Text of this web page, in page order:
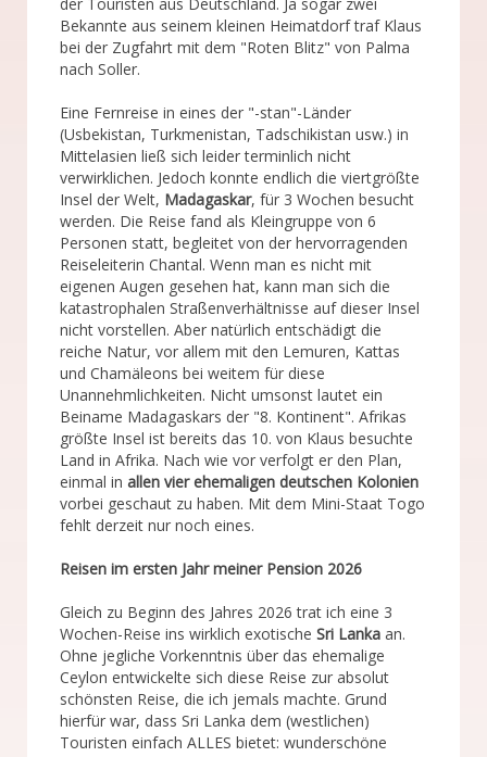
Bekannte aus seinem kleinen Heimatdorf traf Klaus
bei der Zugfahrt mit dem "Roten Blitz" von Palma
nach Soller.
Eine Fernreise in eines der "-stan"-Länder
(Usbekistan, Turkmenistan, Tadschikistan usw.) in
Mittelasien ließ sich leider terminlich nicht
verwirklichen. Jedoch konnte endlich die viertgrößte
Insel der Welt, Madagaskar, für 3 Wochen besucht
werden. Die Reise fand als Kleingruppe von 6
Personen statt, begleitet von der hervorragenden
Reiseleiterin Chantal. Wenn man es nicht mit
eigenen Augen gesehen hat, kann man sich die
katastrophalen Straßenverhältnisse auf dieser Insel
nicht vorstellen. Aber natürlich entschädigt die
reiche Natur, vor allem mit den Lemuren, Kattas
und Chamäleons bei weitem für diese
Unannehmlichkeiten. Nicht umsonst lautet ein
Beiname Madagaskars der "8. Kontinent". Afrikas
größte Insel ist bereits das 10. von Klaus besuchte
Land in Afrika. Nach wie vor verfolgt er den Plan,
einmal in allen vier ehemaligen deutschen Kolonien
vorbei geschaut zu haben. Mit dem Mini-Staat Togo
fehlt derzeit nur noch eines.
Reisen im ersten Jahr meiner Pension 2026
Gleich zu Beginn des Jahres 2026 trat ich eine 3
Wochen-Reise ins wirklich exotische Sri Lanka an.
Ohne jegliche Vorkenntnis über das ehemalige
Ceylon entwickelte sich diese Reise zur absolut
schönsten Reise, die ich jemals machte. Grund
hierfür war, dass Sri Lanka dem (westlichen)
Touristen einfach ALLES bietet: wunderschöne